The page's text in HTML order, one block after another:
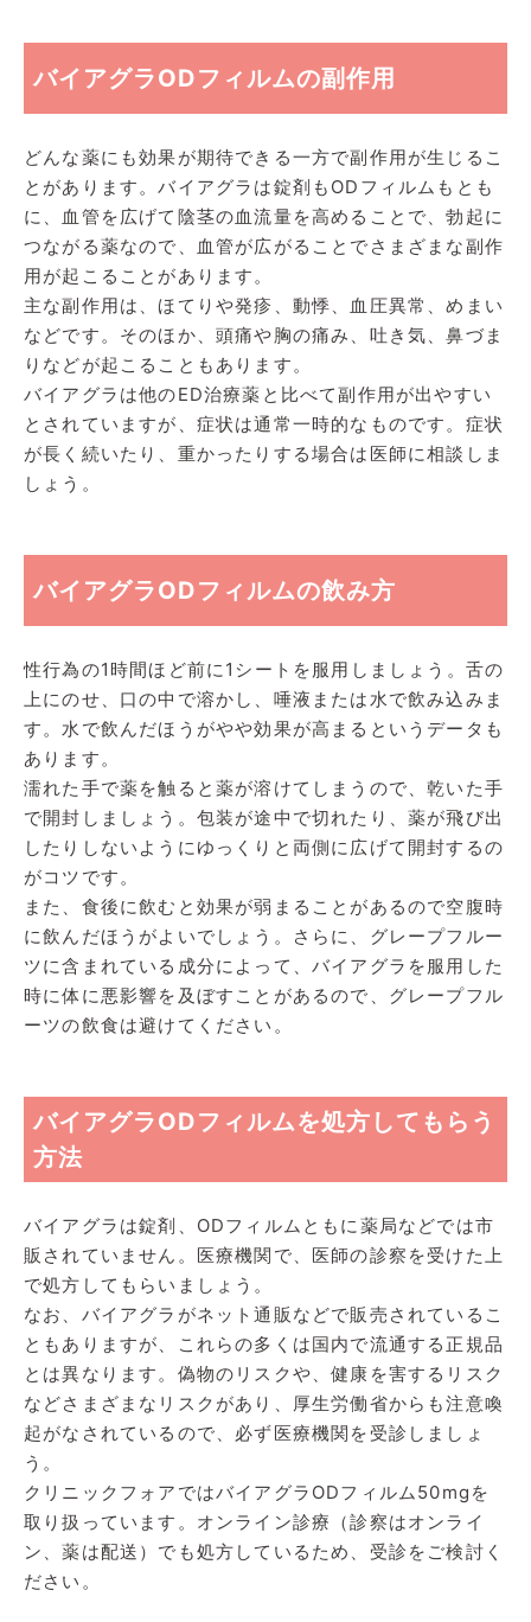
バイアグラODフィルムの副作用
どんな薬にも効果が期待できる一方で副作用が生じるこ
とがあります。バイアグラは錠剤もODフィルムもとも
に、血管を広げて陰茎の血流量を高めることで、勃起に
つながる薬なので、血管が広がることでさまざまな副作
用が起こることがあります。
主な副作用は、ほてりや発疹、動悸、血圧異常、めまい
などです。そのほか、頭痛や胸の痛み、吐き気、鼻づま
りなどが起こることもあります。
バイアグラは他のED治療薬と比べて副作用が出やすい
とされていますが、症状は通常一時的なものです。症状
が長く続いたり、重かったりする場合は医師に相談しま
しょう。
バイアグラODフィルムの飲み方
性行為の1時間ほど前に1シートを服用しましょう。舌の
上にのせ、口の中で溶かし、唾液または水で飲み込みま
す。水で飲んだほうがやや効果が高まるというデータも
あります。
濡れた手で薬を触ると薬が溶けてしまうので、乾いた手
で開封しましょう。包装が途中で切れたり、薬が飛び出
したりしないようにゆっくりと両側に広げて開封するの
がコツです。
また、食後に飲むと効果が弱まることがあるので空腹時
に飲んだほうがよいでしょう。さらに、グレープフルー
ツに含まれている成分によって、バイアグラを服用した
時に体に悪影響を及ぼすことがあるので、グレープフル
ーツの飲食は避けてください。
バイアグラODフィルムを処方してもらう
方法
バイアグラは錠剤、ODフィルムともに薬局などでは市
販されていません。医療機関で、医師の診察を受けた上
で処方してもらいましょう。
なお、バイアグラがネット通販などで販売されているこ
ともありますが、これらの多くは国内で流通する正規品
とは異なります。偽物のリスクや、健康を害するリスク
などさまざまなリスクがあり、厚生労働省からも注意喚
起がなされているので、必ず医療機関を受診しましょ
う。
クリニックフォアではバイアグラODフィルム50mgを
取り扱っています。オンライン診療（診察はオンライ
ン、薬は配送）でも処方しているため、受診をご検討く
ださい。